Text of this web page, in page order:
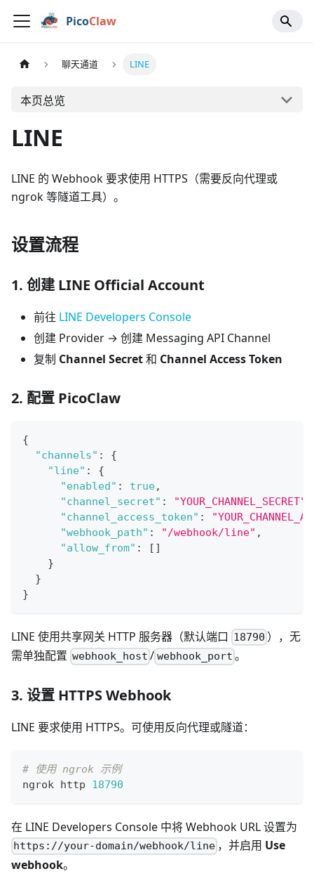
PicoClaw
聊天通道 LINE
本页总览
LINE
LINE 的 Webhook 要求使用 HTTPS（需要反向代理或
ngrok 等隧道工具）。
设置流程
1. 创建 LINE Official Account
前往 LINE Developers Console
创建 Provider → 创建 Messaging API Channel
复制 Channel Secret和 Channel Access Token
2. 配置 PicoClaw
{
"channels" :
{
"line" :
{
"enabled" : true,
"channel_secret" : "YOUR_CHANNEL_SECRET"
"channel_access_token" :
"webhook_path" : "/webhook/line" ,
"allow_from" : [ ]
}
}
}
LINE 使用共享网关 HTTP 服务器（默认端口 18790 ），无
需单独配置 webhook_host / webhook_port 。
3. 设置 HTTPS Webhook
LINE 要求使用 HTTPS。可使用反向代理或隧道：
# 使用 ngrok 示例
ngrok http 18790
在 LINE Developers Console 中将 Webhook URL 设置为
https://your-domain/webhook/line ，并启用 Use
webhook。